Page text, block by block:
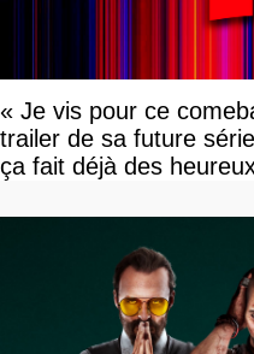
« Je vis pour ce
trailer de sa future
ça fait déjà des